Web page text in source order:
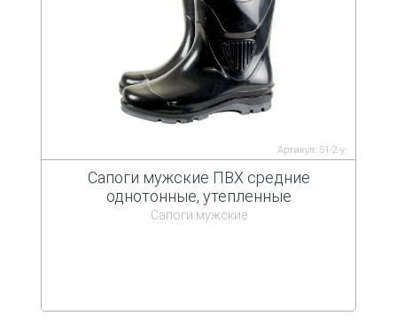
Артикул: 51-2-у
Сапоги мужские ПВХ средние
однотонные, утепленные
Сапоги мужские